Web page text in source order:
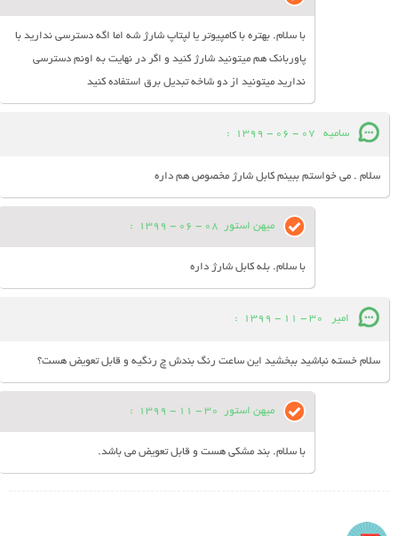
با سلام. بهتره با کامپیوتر یا لپتاپ شارژ شه اما اگه دسترسی ندارید با
پاوربانک هم میتونید شارژ کنید و اگر در نهایت به اونم دسترسی
ندارید میتونید از دو شاخه تبدیل برق استفاده کنید
سامیه 07 - 06 - 1399
:
سلام . می خواستم ببینم کابل شارژ مخصوص هم داره
میهن استور 08 - 06 - 1399
:
با سلام. بله کابل شارژ داره
امیر 30 - 11 - 1399
:
سلام خسته نباشید ببخشید این ساعت رنگ بندش چ رنگیه و قابل تعویض هست؟
میهن استور 30 - 11 - 1399
:
با سلام. بند مشکی هست و قابل تعویض می باشد.